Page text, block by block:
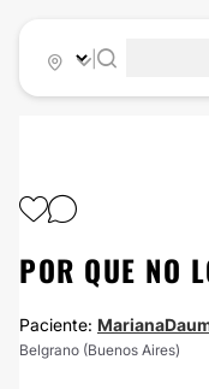
POR QUE NO
Paciente:
Belgrano (Buenos Aires)